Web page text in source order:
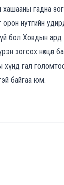
гадна
нутгийн
бол Ховдын ард
зогсох нөхцөл
гал голомтоо
байгаа юм.